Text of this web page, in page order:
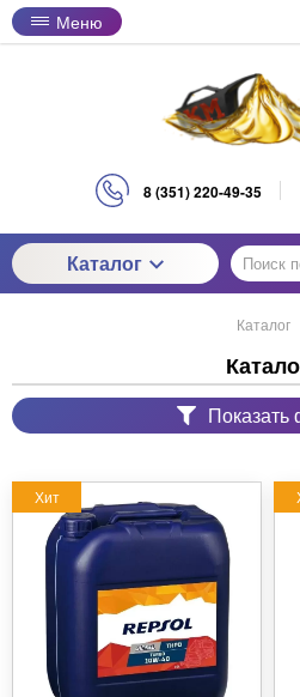
Меню
8 (351) 220-49-35
Каталог
Каталог
Показать
Хит